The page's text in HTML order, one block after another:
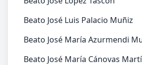
Beato José Luis Palacio Muñiz
Beato José María Azurmendi
Beato José María Cánovas